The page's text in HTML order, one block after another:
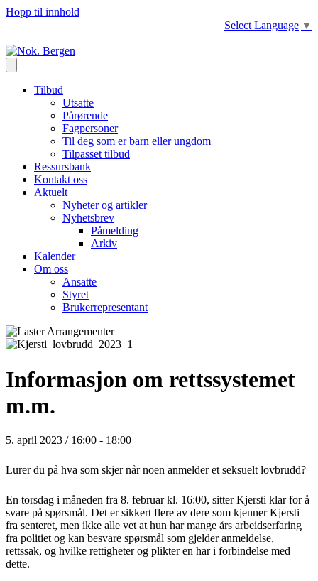
Hopp til innhold
Select Language ▼
Tilbud
Utsatte
Pårørende
Fagpersoner
Til deg som er barn eller ungdom
Tilpasset tilbud
Ressursbank
Kontakt oss
Aktuelt
Nyheter og artikler
Nyhetsbrev
Påmelding
Arkiv
Kalender
Om oss
Ansatte
Styret
Brukerrepresentant
Informasjon om rettssystemet
m.m.
5. april 2023 / 16:00 - 18:00
‍Lurer du på hva som skjer når noen anmelder et seksuelt lovbrudd?
En torsdag i måneden fra 8. februar kl. 16:00, sitter Kjersti klar for å
svare på spørsmål. Det er sikkert flere av dere som kjenner Kjersti
fra senteret, men ikke alle vet at hun har mange års arbeidserfaring
fra politiet og kan besvare spørsmål som gjelder anmeldelse,
rettssak, og hvilke rettigheter og plikter en har i forbindelse med
dette.